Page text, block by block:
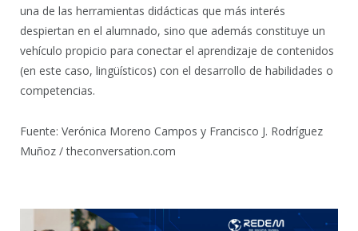
una de las herramientas didácticas que más interés
despiertan en el alumnado, sino que además constituye un
vehículo propicio para conectar el aprendizaje de contenidos
(en este caso, lingüísticos) con el desarrollo de habilidades o
competencias.
Fuente: Verónica Moreno Campos y Francisco J. Rodríguez
Muñoz / theconversation.com